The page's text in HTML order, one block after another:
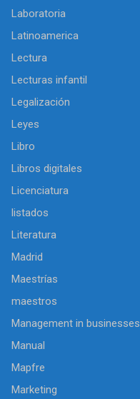
Laboratoria
Latinoamerica
Lectura
Lecturas infantil
Legalización
Leyes
Libro
Libros digitales
Licenciatura
listados
Literatura
Madrid
Maestrías
maestros
Management in businesses
Manual
Mapfre
Marketing